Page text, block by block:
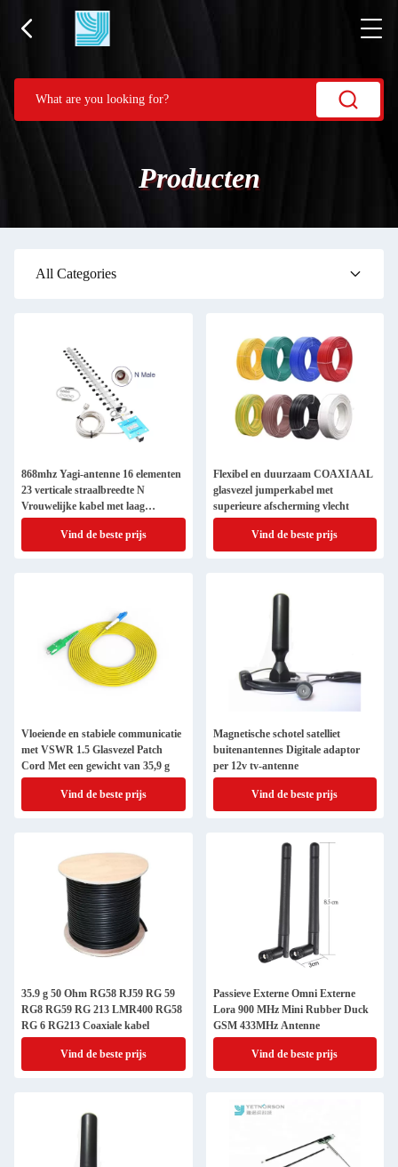
Producten
All Categories
868mhz Yagi-antenne 16 elementen
23 verticale straalbreedte N
Vrouwelijke kabel met laag
signaalverlies
Vind de beste prijs
Flexibel en duurzaam COAXIAAL
glasvezel jumperkabel met
superieure afscherming vlecht
Vind de beste prijs
Vloeiende en stabiele communicatie
met VSWR 1.5 Glasvezel Patch
Cord Met een gewicht van 35,9 g
Vind de beste prijs
Magnetische schotel satelliet
buitenantennes Digitale adaptor
per 12v tv-antenne
Vind de beste prijs
35.9 g 50 Ohm RG58 RJ59 RG 59
RG8 RG59 RG 213 LMR400 RG58
RG 6 RG213 Coaxiale kabel
Vind de beste prijs
Passieve Externe Omni Externe
Lora 900 MHz Mini Rubber Duck
GSM 433MHz Antenne
Vind de beste prijs